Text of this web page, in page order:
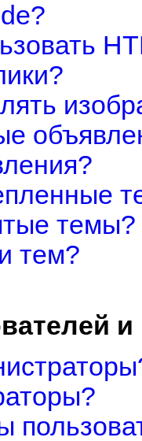
темы?
тем?